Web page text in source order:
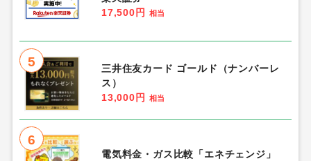
17,500円
相当
5
三井住友カード ゴールド（ナンバーレ
ス）
13,000円
相当
6
電気料金・ガス比較「エネチェンジ」